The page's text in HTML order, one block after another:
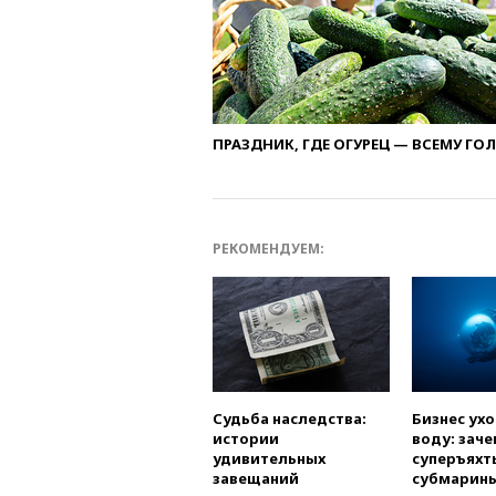
ПРАЗДНИК, ГДЕ ОГУРЕЦ — ВСЕМУ
РЕКОМЕНДУЕМ:
Судьба наследства:
истории
удивительных
завещаний
Бизнес
воду: